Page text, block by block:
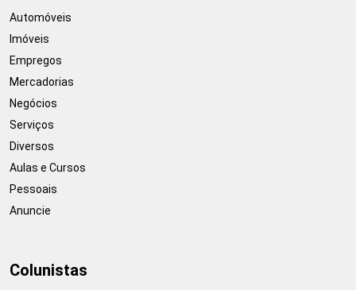
Automóveis
Imóveis
Empregos
Mercadorias
Negócios
Serviços
Diversos
Aulas e Cursos
Pessoais
Anuncie
Colunistas